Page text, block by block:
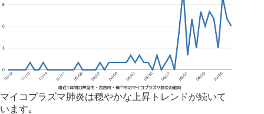
マイコプラズマ肺炎は穏やかな上昇トレンドが続いて
います｡